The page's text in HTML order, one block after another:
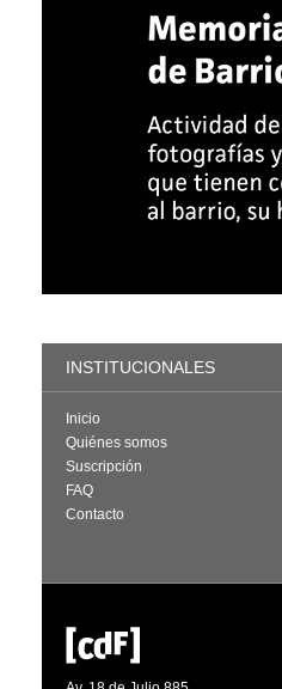
INSTITUCIONALES
Inicio
Quiénes somos
Suscripción
FAQ
Contacto